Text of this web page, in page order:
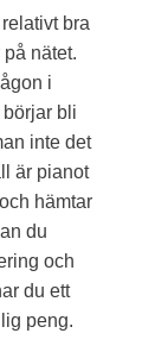
bra
nätet.
i
bli
inte det
är pianot
hämtar
du
och
du ett
peng.